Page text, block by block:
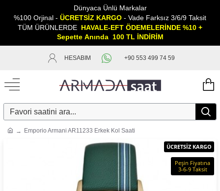
Dünyaca Ünlü Markalar
%100 Orjinal - ÜCRETSİZ KARGO - Vade Farksız 3/6/9 Taksit
TÜM ÜRÜNLERDE HAVALE-EFT ÖDEMELERİNDE %10 +
Sepette Anında 100 TL İNDİRİM
HESABIM +90 553 499 74 59
Emporio Armani AR11233 Erkek Kol Saati
ÜCRETSİZ KARGO
Peşin Fiyatına
3-6-9 Taksit